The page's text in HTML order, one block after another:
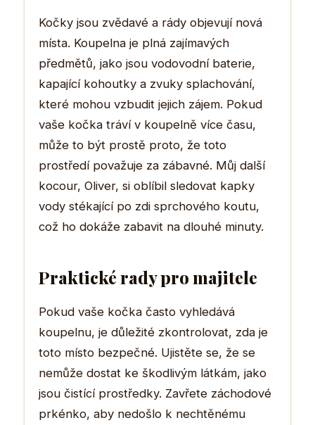
Kočky jsou zvědavé a rády objevují nová
místa. Koupelna je plná zajímavých
předmětů, jako jsou vodovodní baterie,
kapající kohoutky a zvuky splachování,
které mohou vzbudit jejich zájem. Pokud
vaše kočka tráví v koupelně více času,
může to být prostě proto, že toto
prostředí považuje za zábavné. Můj další
kocour, Oliver, si oblíbil sledovat kapky
vody stékající po zdi sprchového koutu,
což ho dokáže zabavit na dlouhé minuty.
Praktické rady pro majitele
Pokud vaše kočka často vyhledává
koupelnu, je důležité zkontrolovat, zda je
toto místo bezpečné. Ujistěte se, že se
nemůže dostat ke škodlivým látkám, jako
jsou čistící prostředky. Zavřete záchodové
prkénko, aby nedošlo k nechtěnému